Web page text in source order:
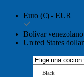
Euro (€) - EUR
Bolívar
United States
Black